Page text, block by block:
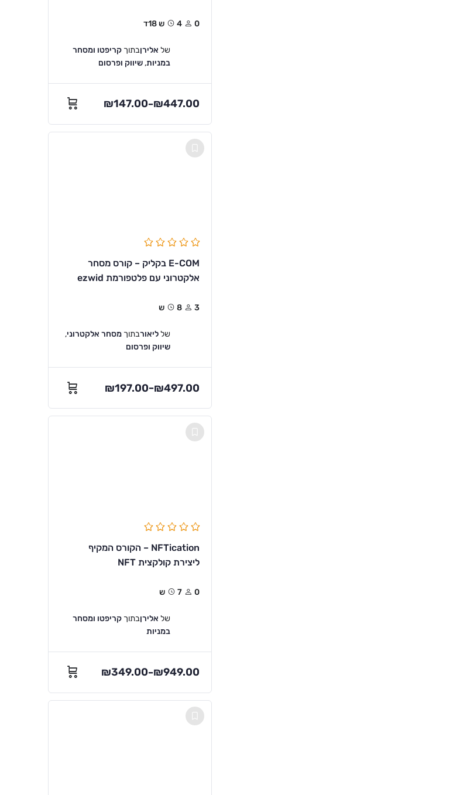
0 4ש 18ד
של אלירןבתוך קריפטו ומסחר
במניות, שיווק ופרסום
₪147.00–₪447.00
E-COM בקליק – קורס מסחר
אלקטרוני עם פלטפורמת ezwid
3 8ש
שלליאורבתוך מסחר אלקטרוני,
שיווק ופרסום
₪197.00–₪497.00
NFTication – הקורס המקיף
ליצירת קולקצית NFT
0 7ש
של אלירןבתוך קריפטו ומסחר
במניות
₪349.00–₪949.00